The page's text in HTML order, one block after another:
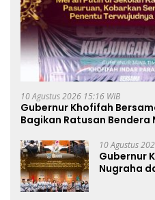
10 Agustus 2026 15:16 WIB
Gubernur Khofifah
Bagikan Ratusan Bendera
Generasi Muda adalah
Indonesia Emas 2045
10 Agustus
Gubernur
Nugraha